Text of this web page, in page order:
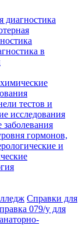
диагностика
в
тестов и
исследования
гормонов,
и
Справки для
079/у для